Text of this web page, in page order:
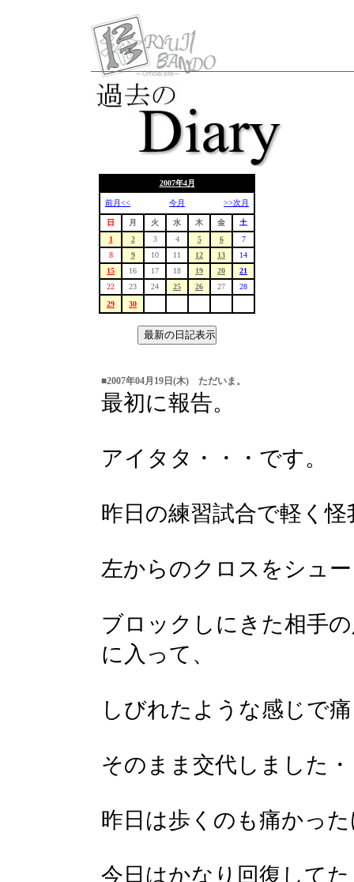
2007年4月
前月<< 今月 >>次月
日 月 火 水 木 金
土
1
2 3 4 5 6
7
8
9 10 11 12 13
14
15
16 17 18 19 20
21
22
23 24 25 26 27
28
29
30
■2007年04月19日(木) ただいま。
最初に報告。
アイタタ・・・です。
昨日の練習試合で軽く
左からのクロスをシュ
ブロックしにきた相手
に入って、
しびれたような感じで
そのまま交代しました
昨日は歩くのも痛かっ
今日はかなり回復して